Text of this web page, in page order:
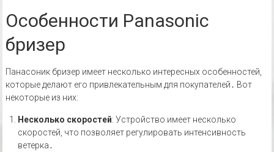
Особенности Panasonic
бризер
Панасоник бризер имеет несколько интересных особенностей,
которые делают его привлекательным для покупателей․ Вот
некоторые из них:
Несколько скоростей: Устройство имеет несколько
скоростей, что позволяет регулировать интенсивность
ветерка․